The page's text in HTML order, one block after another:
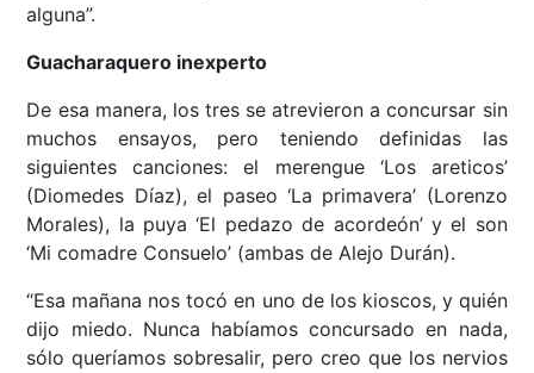
alguna”.
Guacharaquero inexperto
De esa manera, los tres se atrevieron a concursar sin
muchos ensayos, pero teniendo definidas las
siguientes canciones: el merengue ‘Los areticos’
(Diomedes Díaz), el paseo ‘La primavera’ (Lorenzo
Morales), la puya ‘El pedazo de acordeón’ y el son
‘Mi comadre Consuelo’ (ambas de Alejo Durán).
“Esa mañana nos tocó en uno de los kioscos, y quién
dijo miedo. Nunca habíamos concursado en nada,
sólo queríamos sobresalir, pero creo que los nervios